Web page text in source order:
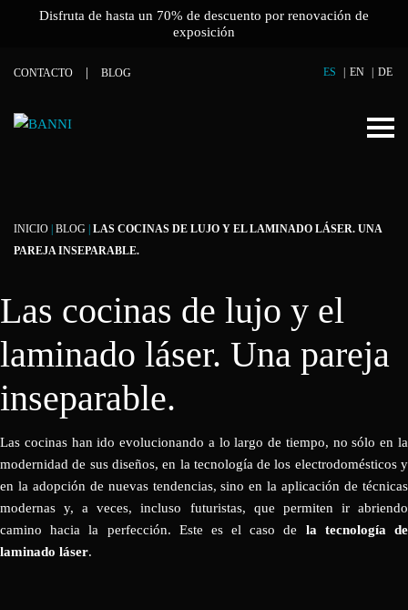
Disfruta de hasta un 70% de descuento por renovación de
exposición
CONTACTO BLOG ES EN DE
INICIO BLOG LAS COCINAS DE LUJO Y EL LAMINADO LÁSER. UNA
PAREJA INSEPARABLE.
Las cocinas de lujo y el
laminado láser. Una pareja
inseparable.
Las cocinas han ido evolucionando a lo largo de tiempo, no sólo en la
modernidad de sus diseños, en la tecnología de los electrodomésticos y
en la adopción de nuevas tendencias, sino en la aplicación de técnicas
modernas y, a veces, incluso futuristas, que permiten ir abriendo
camino hacia la perfección. Este es el caso de la tecnología de
laminado láser.